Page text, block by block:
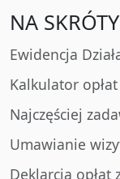
NA SKRÓTY
Ewidencja
Kalkulator
Najczęściej
Umawianie
Deklarcja opłat